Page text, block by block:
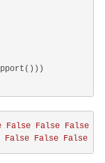
False False False
False False False